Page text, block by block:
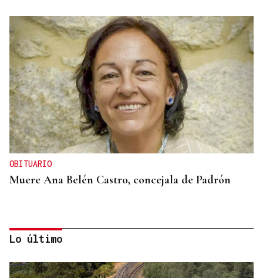
OBITUARIO
Muere Ana Belén Castro, concejala de Padrón
Lo último